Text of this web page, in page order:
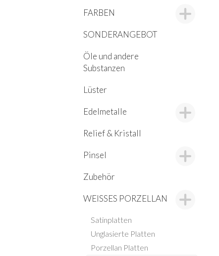
FARBEN
SONDERANGEBOT
Öle und andere
Substanzen
Lüster
Edelmetalle
Relief & Kristall
Pinsel
Zubehör
WEISSES PORZELLAN
Satinplatten
Unglasierte Platten
Porzellan Platten